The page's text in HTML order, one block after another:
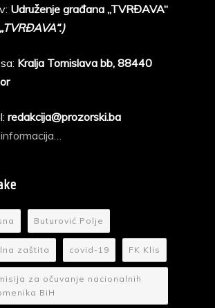
Udruženje građana „TVRĐAVA“
Kralja Tomislava bb, 88440
redakcija@prozorski.ba
Buturović Polje
zaštita covid-19 FK Klis
za očuvanje nacionalnih
BiH